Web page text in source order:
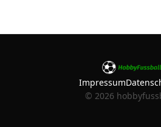
Impressum
© 2026